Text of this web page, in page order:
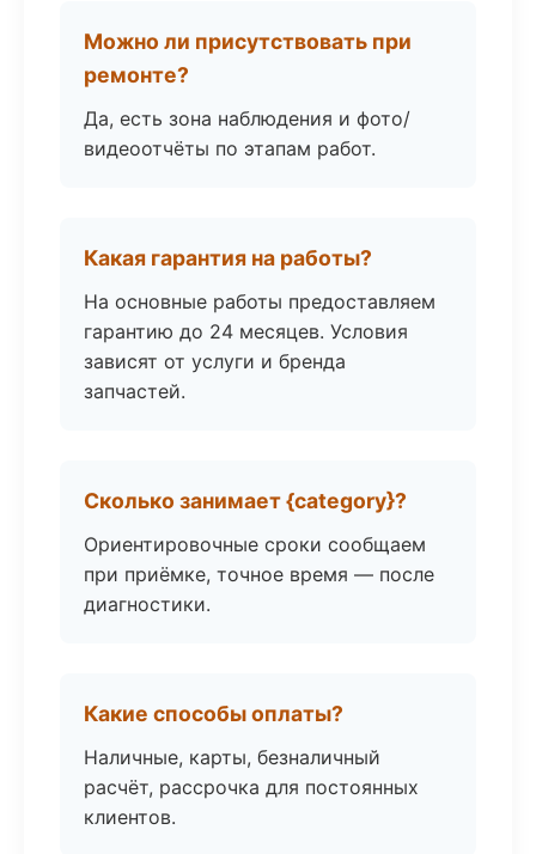
Можно ли присутствовать при
ремонте?
Да, есть зона наблюдения и фото/
видеоотчёты по этапам работ.
Какая гарантия на работы?
На основные работы предоставляем
гарантию до 24 месяцев. Условия
зависят от услуги и бренда
запчастей.
Сколько занимает {category}?
Ориентировочные сроки сообщаем
при приёмке, точное время — после
диагностики.
Какие способы оплаты?
Наличные, карты, безналичный
расчёт, рассрочка для постоянных
клиентов.